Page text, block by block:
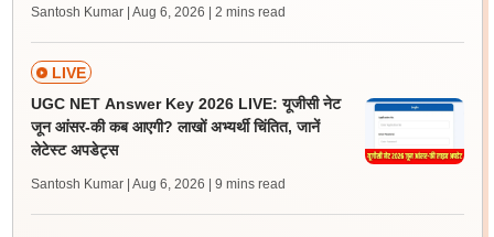
Santosh Kumar | Aug 6, 2026 | 2 mins read
LIVE
UGC NET Answer Key 2026 LIVE: यूजीसी नेट
जून आंसर-की कब आएगी? लाखों अभ्यर्थी चिंतित, जानें
लेटेस्ट अपडेट्स
Santosh Kumar | Aug 6, 2026 | 9 mins read